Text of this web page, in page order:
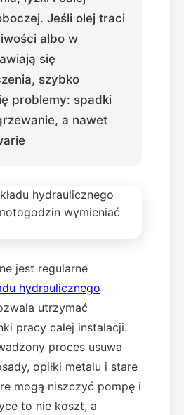
Jeśli olej traci
albo w
się
szybko
problemy: spadki
a nawet
jest regularne
hydraulicznego
utrzymać
pracy całej instalacji.
proces usuwa
opiłki metalu i stare
mogą niszczyć pompę i
to nie koszt, a